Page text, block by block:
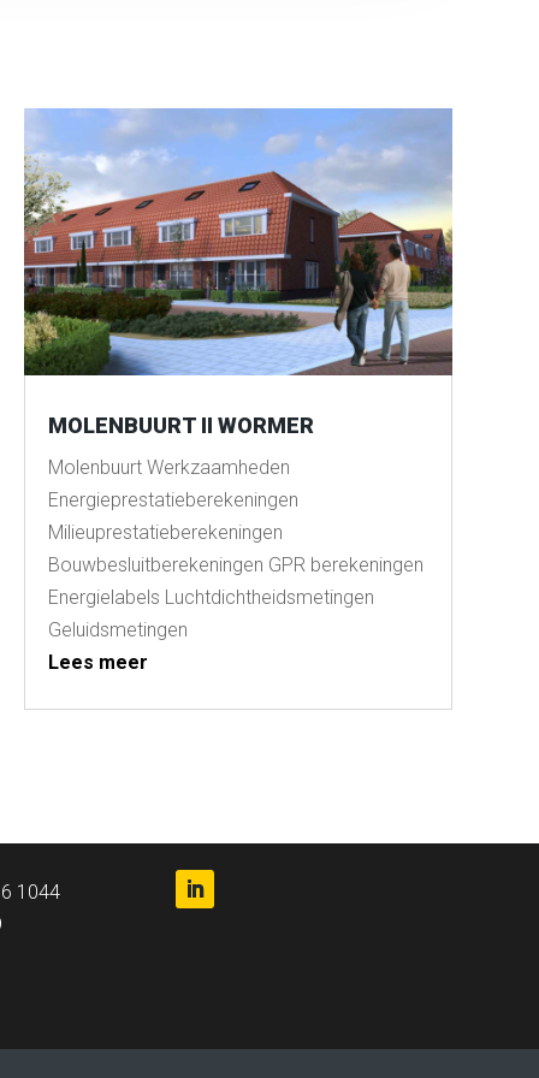
MOLENBUURT II WORMER
Molenbuurt Werkzaamheden
Energieprestatieberekeningen
Milieuprestatieberekeningen
Bouwbesluitberekeningen GPR berekeningen
Energielabels Luchtdichtheidsmetingen
Geluidsmetingen
Lees meer
1044